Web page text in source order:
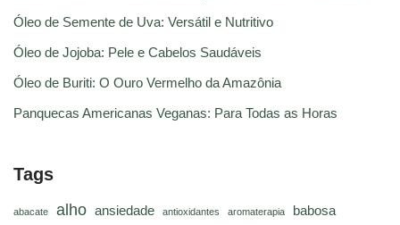
Óleo de Semente de Uva: Versátil e Nutritivo
Óleo de Jojoba: Pele e Cabelos Saudáveis
Óleo de Buriti: O Ouro Vermelho da Amazônia
Panquecas Americanas Veganas: Para Todas as Horas
Tags
abacate alho ansiedade antioxidantes aromaterapia babosa